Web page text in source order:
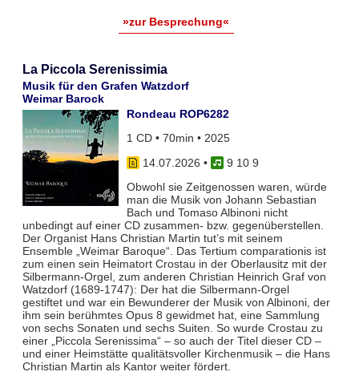
»zur Besprechung«
La Piccola Serenissimia
Musik für den Grafen Watzdorf
Weimar Barock
Rondeau ROP6282
1 CD • 70min • 2025
14.07.2026 •
9 10 9
Obwohl sie Zeitgenossen waren, würde
man die Musik von Johann Sebastian
Bach und Tomaso Albinoni nicht
unbedingt auf einer CD zusammen- bzw. gegenüberstellen.
Der Organist Hans Christian Martin tut’s mit seinem
Ensemble „Weimar Baroque“. Das Tertium comparationis ist
zum einen sein Heimatort Crostau in der Oberlausitz mit der
Silbermann-Orgel, zum anderen Christian Heinrich Graf von
Watzdorf (1689-1747): Der hat die Silbermann-Orgel
gestiftet und war ein Bewunderer der Musik von Albinoni, der
ihm sein berühmtes Opus 8 gewidmet hat, eine Sammlung
von sechs Sonaten und sechs Suiten. So wurde Crostau zu
einer „Piccola Serenissima“ – so auch der Titel dieser CD –
und einer Heimstätte qualitätsvoller Kirchenmusik – die Hans
Christian Martin als Kantor weiter fördert.